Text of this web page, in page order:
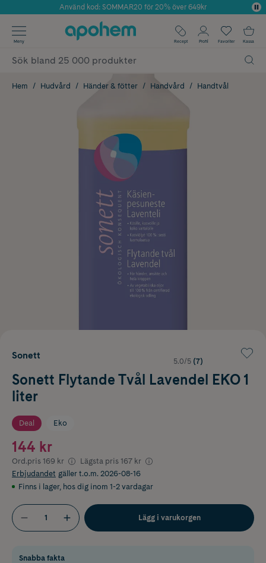
Årets Butik 2025 inom Skönhet
Använd kod: SOMMAR20 för 20% över 649kr
✓ Fri frakt
✓ Poäng på alla köp*
Meny Recept Profil Favoriter Kassa
Hem Hudvård Händer & fötter Handvård Handtvål
Sonett
5.0/5 (7)
Sonett Flytande Tvål Lavendel EKO 1
liter
Deal Eko
144 kr
Ord.pris 169 kr Lägsta pris 167 kr
Erbjudandet gäller t.o.m. 2026-08-16
Finns i lager, hos dig inom 1-2 vardagar
Lägg i varukorgen
Snabba fakta